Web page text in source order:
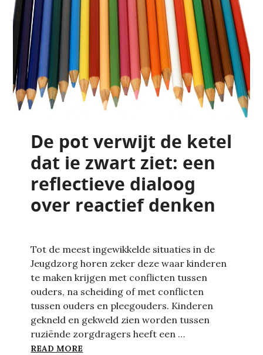
De pot verwijt de ketel
dat ie zwart ziet: een
reflectieve dialoog
over reactief denken
Tot de meest ingewikkelde situaties in de
Jeugdzorg horen zeker deze waar kinderen
te maken krijgen met conflicten tussen
ouders, na scheiding of met conflicten
tussen ouders en pleegouders. Kinderen
gekneld en gekweld zien worden tussen
ruziënde zorgdragers heeft een …
READ MORE